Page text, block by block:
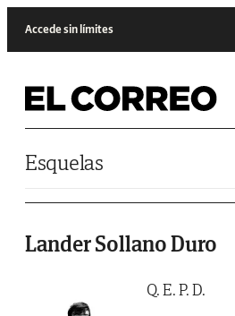
Accede sin límites
Esquelas
Lander Sollano Duro
Q. E. P. D.